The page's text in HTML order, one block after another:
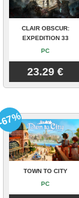
CLAIR OBSCUR:
EXPEDITION 33
PC
23.29 €
TOWN TO CITY
PC